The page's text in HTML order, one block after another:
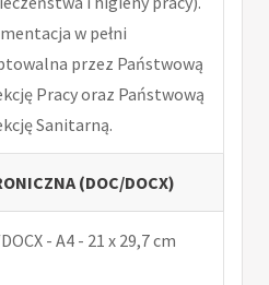
w pełni
przez Państwową
Pracy oraz Państwową
Sanitarną.
(DOC/DOCX)
- A4 - 21 x 29,7 cm